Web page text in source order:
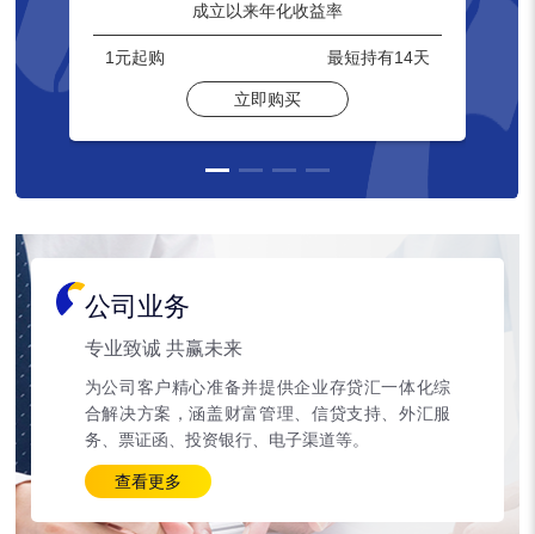
成立以来年化收益率
1元起购 最短持有14天
立即购买
公司业务
专业致诚 共赢未来
为公司客户精心准备并提供企业存贷汇一体化综
合解决方案，涵盖财富管理、信贷支持、外汇服
务、票证函、投资银行、电子渠道等。
查看更多